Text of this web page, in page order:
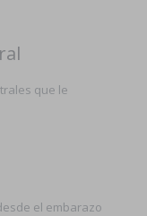
que le
el embarazo